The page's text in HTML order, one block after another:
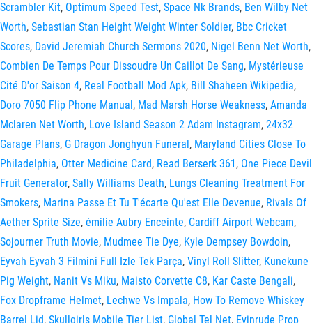
Scrambler Kit, Optimum Speed Test, Space Nk Brands, Ben Wilby Net
Worth, Sebastian Stan Height Weight Winter Soldier, Bbc Cricket
Scores, David Jeremiah Church Sermons 2020, Nigel Benn Net Worth,
Combien De Temps Pour Dissoudre Un Caillot De Sang, Mystérieuse
Cité D'or Saison 4, Real Football Mod Apk, Bill Shaheen Wikipedia,
Doro 7050 Flip Phone Manual, Mad Marsh Horse Weakness, Amanda
Mclaren Net Worth, Love Island Season 2 Adam Instagram, 24x32
Garage Plans, G Dragon Jonghyun Funeral, Maryland Cities Close To
Philadelphia, Otter Medicine Card, Read Berserk 361 , One Piece Devil
Fruit Generator, Sally Williams Death, Lungs Cleaning Treatment For
Smokers, Marina Passe Et Tu T'écarte Qu'est Elle Devenue, Rivals Of
Aether Sprite Size, émilie Aubry Enceinte, Cardiff Airport Webcam,
Sojourner Truth Movie, Mudmee Tie Dye, Kyle Dempsey Bowdoin,
Eyvah Eyvah 3 Filmini Full Izle Tek Parça, Vinyl Roll Slitter, Kunekune
Pig Weight, Nanit Vs Miku, Maisto Corvette C8, Kar Caste Bengali,
Fox Dropframe Helmet, Lechwe Vs Impala, How To Remove Whiskey
Barrel Lid, Skullgirls Mobile Tier List, Global Tel Net, Evinrude Prop